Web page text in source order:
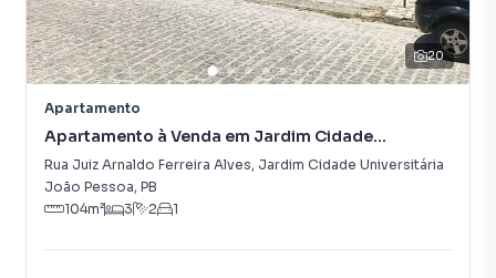
20
Apartamento
Apartamento à Venda em Jardim Cidade
Universitária
Rua Juiz Arnaldo Ferreira Alves, Jardim Cidade Universitária
João Pessoa, PB
104m² 3 2 1